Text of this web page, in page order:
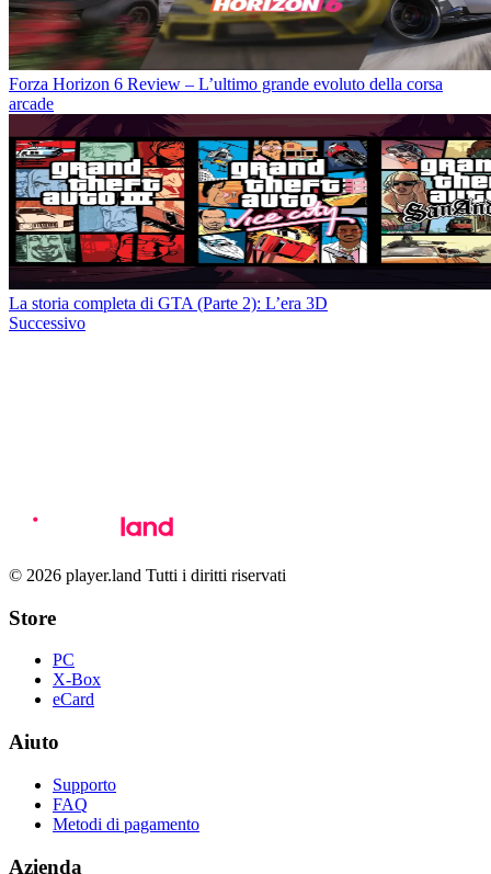
Forza Horizon 6 Review – L’ultimo grande evoluto della corsa
arcade
La storia completa di GTA (Parte 2): L’era 3D
Successivo
© 2026 player.land Tutti i diritti riservati
Store
PC
X-Box
eCard
Aiuto
Supporto
FAQ
Metodi di pagamento
Azienda